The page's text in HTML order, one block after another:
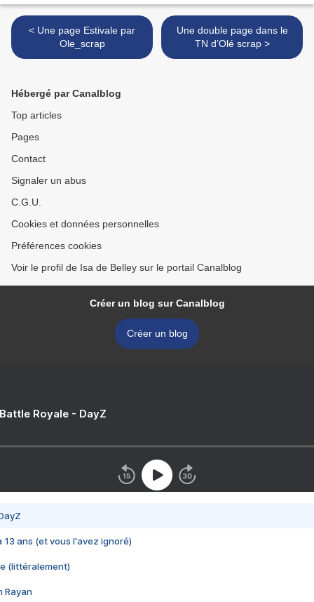
< Une page Estivale par
Ole_scrap
Une double page dans le
TN d’Olé scrap >
Hébergé par Canalblog
Top articles
Pages
Contact
Signaler un abus
C.G.U.
Cookies et données personnelles
Préférences cookies
Voir le profil de Isa de Belley sur le portail Canalblog
Créer un blog sur Canalblog
Créer un blog
Royale - DayZ
13 ans (et vous l'avez ignoré)
(littéralement)
Rayan